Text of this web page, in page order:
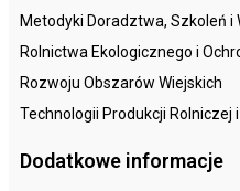
Metodyki Doradztwa, Szkoleń i
Rolnictwa Ekologicznego i
Rozwoju Obszarów Wiejskich
Technologii Produkcji Rolniczej
Dodatkowe informacje